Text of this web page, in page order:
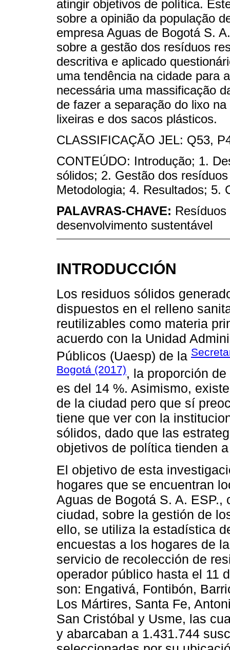
atingir objetivos de política.
sobre a opinião da população
empresa Aguas de Bogotá S.
sobre a gestão dos resíduos
descritiva e aplicado
uma tendência na cidade para
necessária uma massificação
de fazer a separação do lixo
lixeiras e dos sacos plásticos.
CLASSIFICAÇÃO JEL: Q53,
CONTEÚDO: Introdução; 1.
sólidos; 2. Gestão dos
Metodologia; 4. Resultados; 5.
PALAVRAS-CHAVE:
desenvolvimento sustentável
INTRODUCCIÓN
Los residuos sólidos
dispuestos en el relleno
reutilizables como materia
acuerdo con la Unidad
Públicos (Uaesp) de la
Bogotá (2017), la proporción
es del 14 %. Asimismo,
de la ciudad pero que sí
tiene que ver con la
sólidos, dado que las
objetivos de política tienden
El objetivo de esta
hogares que se encuentran
Aguas de Bogotá S. A.
ciudad, sobre la gestión de
ello, se utiliza la estadística
encuestas a los hogares de
servicio de recolección de
operador público hasta el 11
son: Engativá, Fontibón,
Los Mártires, Santa Fe,
San Cristóbal y Usme, las
y abarcaban a 1.431.744